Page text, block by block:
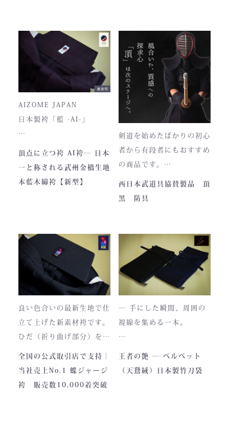
ハンドルの高さ：22cm
■仕様
ファスナー部分にはYKK製
を使用しております。
入荷時期やロットにより、
ファスナーのデザイン・仕
様が一部異なる場合がござ
使い込むほどに色は落ち着
き、
あなただけの一着へと育っ
ていきます。
藍が変化していく時間ご
と、お楽しみください。
トが町のPRとふるさと納
税ということもあり、高品
質低価格をできるだけ再現
しております。特に籠手は
使いやすいと評判です。
AIZOME JAPAN
日本製袴「藍 -AI-」
― 武州正藍染 × 熊本工
場製作 ―
日本国内でも袴を手がける
職人が数えるほどしかいな
い今、
この袴は、一針一針に魂を
込めて仕立てられた 日本
最高峰の逸品 です。
製作の地は、火の国・熊
頂点に立つ袴 AI袴― 日本
一と称される武州金橋生地
本藍木綿袴【新型】
剣道を始めたばかりの初心
者から有段者にもおすすめ
の商品です。
【商品内容】
・頂黒セット
西日本武道具協賛製品 頂
黒 防具
良い色合いの最新生地で仕
立て上げた新素材袴です。
ひだ（折り曲げ部分）を縫
い込んでありますので洗濯
しても崩れが少なく簡単に
折りたためます。
全国の公式取引店で支持｜
当社売上No.1 蝶ジャージ
袴 販売数10,000着突破
― 手にした瞬間、周囲の
視線を集める一本。
深く艶めくベルベットの光
沢。
王者の艶 ― ベルベット
（天鵞絨）日本製竹刀袋